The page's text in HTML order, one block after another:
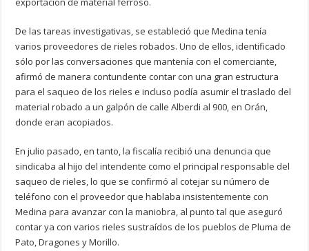
De las tareas investigativas, se estableció que Medina tenía
varios proveedores de rieles robados. Uno de ellos, identificado
sólo por las conversaciones que mantenía con el comerciante,
afirmó de manera contundente contar con una gran estructura
para el saqueo de los rieles e incluso podía asumir el traslado del
material robado a un galpón de calle Alberdi al 900, en Orán,
donde eran acopiados.
En julio pasado, en tanto, la fiscalía recibió una denuncia que
sindicaba al hijo del intendente como el principal responsable del
saqueo de rieles, lo que se confirmó al cotejar su número de
teléfono con el proveedor que hablaba insistentemente con
Medina para avanzar con la maniobra, al punto tal que aseguró
contar ya con varios rieles sustraídos de los pueblos de Pluma de
Pato, Dragones y Morillo.